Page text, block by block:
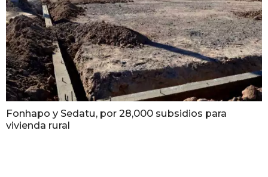
Fonhapo y Sedatu, por 28,000 subsidios para
vivienda rural